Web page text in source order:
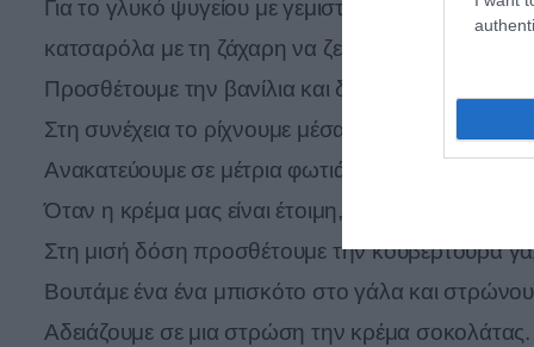
Για το γλυκό ψυγείου με γεμιστά μπισκότα,
κατσαρόλα με τη ζάχαρη να ζεσταθεί.
Προσθέτουμε την βανίλια και διαλύουμε το corn
Στη συνέχεια το ρίχνουμε μέσα στο ζεστό γάλα.
Ανακατεύουμε σε μέτρια φωτιά μέχρι να δέσει η
Όταν η κρέμα μας είναι έτοιμη, την χωρίζουμε στα
Στη μισή δόση προσθέτουμε την κουβερτούρα
Βουτάμε ένα ένα μπισκότο στο γάλα και
Αδειάζουμε σε μια στρώση την κρέμα σοκολάτας.